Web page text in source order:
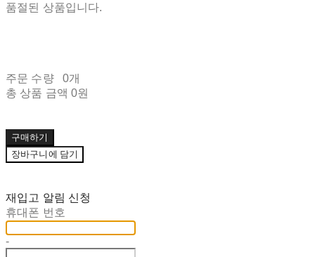
품절된 상품입니다.
주문 수량
0개
총 상품 금액 0원
구매하기
장바구니에 담기
재입고 알림 신청
휴대폰 번호
-